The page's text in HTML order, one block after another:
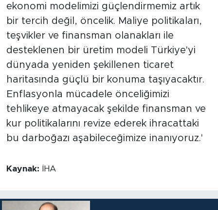
ekonomi modelimizi güçlendirmemiz artık
bir tercih değil, öncelik. Maliye politikaları,
teşvikler ve finansman olanakları ile
desteklenen bir üretim modeli Türkiye'yi
dünyada yeniden şekillenen ticaret
haritasında güçlü bir konuma taşıyacaktır.
Enflasyonla mücadele önceliğimizi
tehlikeye atmayacak şekilde finansman ve
kur politikalarını revize ederek ihracattaki
bu darboğazı aşabileceğimize inanıyoruz.'
Kaynak: İHA